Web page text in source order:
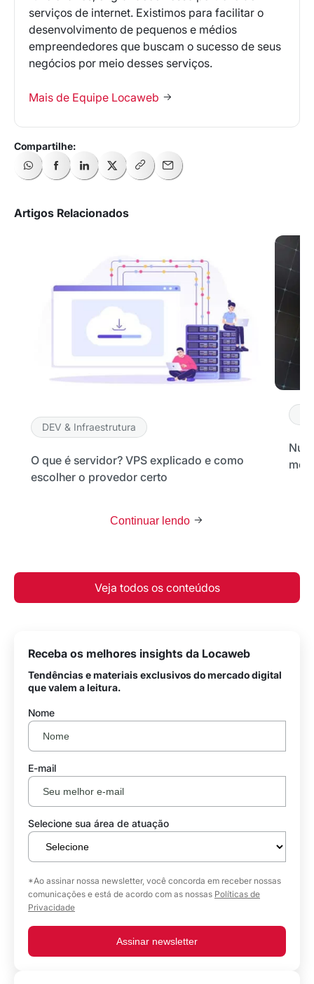
serviços de internet. Existimos para facilitar o
desenvolvimento de pequenos e médios
empreendedores que buscam o sucesso de seus
negócios por meio desses serviços.
Mais de Equipe Locaweb
Artigos Relacionados
DEV & Infraestrutura
O que é servidor? VPS explicado e como
escolher o provedor certo
Continuar lendo
Veja todos os conteúdos
Receba os melhores insights da Locaweb
Tendências e materiais exclusivos do mercado digital
que valem a leitura.
Nome
E-mail
Selecione sua área de atuação
*Ao assinar nossa newsletter, você concorda em receber nossas
comunicações e está de acordo com as nossas Políticas de
Privacidade
Assinar newsletter
Tendências e materiais exclusivos do mercado
digital que valem a leitura.
Nome
Selecione sua área de atuação
*Ao assinar nossa newsletter, você concorda em receber
nossas comunicações e está de acordo com as nossas
Políticas de Privacidade